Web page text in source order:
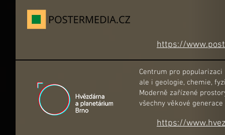
https://
Centrum pro
ale i geologie, chemie,
Moderně zařízené
všechny věkové
https://